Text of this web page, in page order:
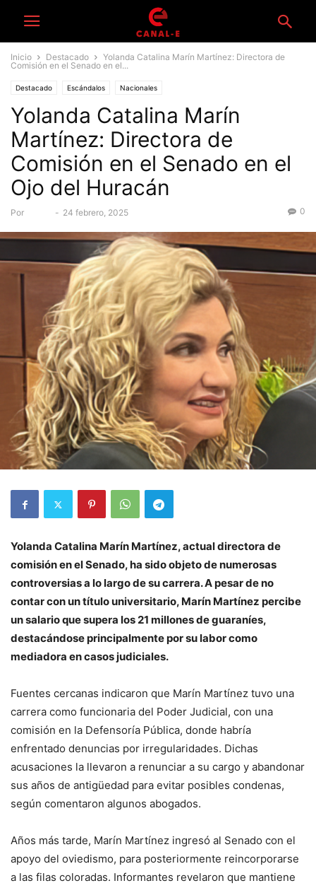
Inicio Destacado
Yolanda Catalina Marín Martínez: Directora de
Comisión en el Senado en el...
Destacado Escándalos Nacionales
Yolanda Catalina Marín
Martínez: Directora de
Comisión en el Senado en el
Ojo del Huracán
Por - 24 febrero, 2025 0
Yolanda Catalina Marín Martínez, actual directora de
comisión en el Senado, ha sido objeto de numerosas
controversias a lo largo de su carrera. A pesar de no
contar con un título universitario, Marín Martínez percibe
un salario que supera los 21 millones de guaraníes,
destacándose principalmente por su labor como
mediadora en casos judiciales.
Fuentes cercanas indicaron que Marín Martínez tuvo una
carrera como funcionaria del Poder Judicial, con una
comisión en la Defensoría Pública, donde habría
enfrentado denuncias por irregularidades. Dichas
acusaciones la llevaron a renunciar a su cargo y abandonar
sus años de antigüedad para evitar posibles condenas,
según comentaron algunos abogados.
Años más tarde, Marín Martínez ingresó al Senado con el
apoyo del oviedismo, para posteriormente reincorporarse
a las filas coloradas. Informantes revelaron que mantiene